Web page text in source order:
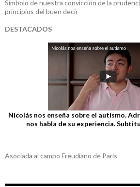
Símbolo de nuestra convicción de la
principios del buen decir
DESTACADOS
Nicolás nos enseña sobre el autismo.
nos habla de su experiencia.
Asociada al campo Freudiano de Paris